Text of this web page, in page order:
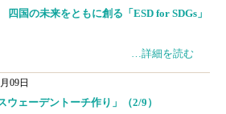
国の未来をともに創る「ESD for SDGs」
…詳細を読む
09日
ウェーデントーチ作り」（2/9）